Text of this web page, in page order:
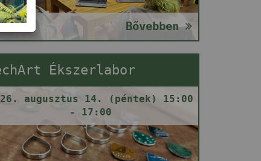
Bővebben
Ékszerlabor
augusztus 14. (péntek) 15:00
- 17:00